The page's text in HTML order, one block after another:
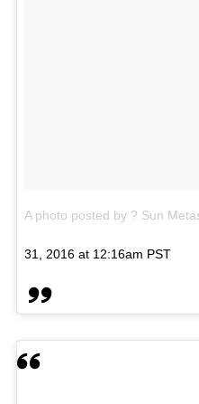
A photo posted by ? Sun
31, 2016 at 12:16am PST